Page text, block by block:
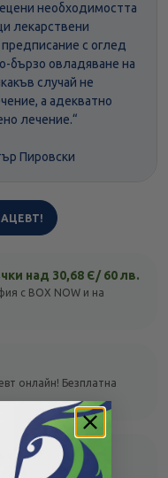
необходимостта
лекарствени
с оглед
бързо овладяване на
случай не
а адекватно
лечение.“
Пировски
над 30,68 Є/ 60 лв.
с BOX NOW и на
онлайн! Безплатна
без оглед на